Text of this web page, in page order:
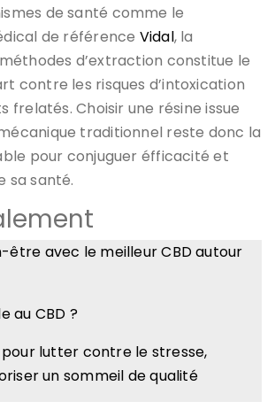
de santé comme le
de référence Vidal, la
d’extraction constitue le
contre les risques d’intoxication
frelatés. Choisir une résine issue
traditionnel reste donc la
pour conjuguer éfficacité et
sa santé.
être avec le meilleur CBD autour
au CBD ?
pour lutter contre le stresse,
un sommeil de qualité